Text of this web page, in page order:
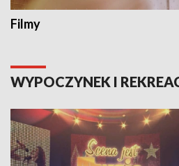
Filmy
WYPOCZYNEK I